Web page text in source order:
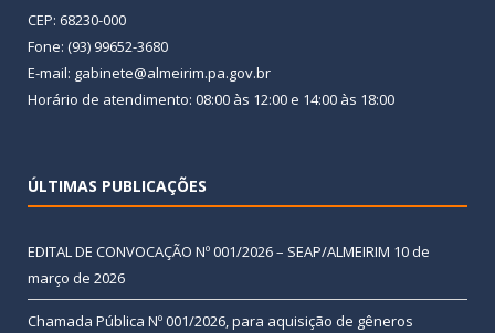
CEP: 68230-000
Fone: (93) 99652-3680
E-mail: gabinete@almeirim.pa.gov.br
Horário de atendimento: 08:00 às 12:00 e 14:00 às 18:00
ÚLTIMAS PUBLICAÇÕES
EDITAL DE CONVOCAÇÃO Nº 001/2026 – SEAP/ALMEIRIM 10 de
março de 2026
Chamada Pública Nº 001/2026, para aquisição de gêneros